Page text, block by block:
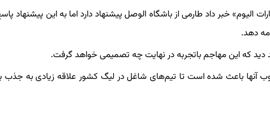
الیوم» خبر داد طارمی از باشگاه الوصل پیشنهاد دارد اما به این پیشنهاد
دهد.
دید که این مهاجم باتجربه در نهایت چه تصمیمی خواهد گرفت.
خوب آنها باعث شده است تا تیم‌های شاغل در لیگ کشور علاقه زیادی به جذب